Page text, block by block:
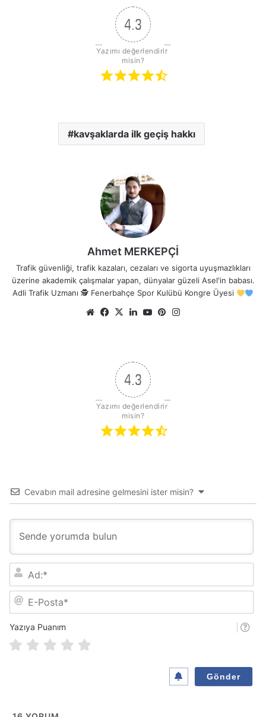
4.3
Yazımı değerlendirir
misin?
kavşaklarda ilk geçiş hakkı
Ahmet MERKEPÇİ
Trafik güvenliği, trafik kazaları, cezaları ve sigorta uyuşmazlıkları
üzerine akademik çalışmalar yapan, dünyalar güzeli Asel'in babası.
Adli Trafik Uzmanı 🕵Fenerbahçe Spor Kulübü Kongre Üyesi
Web Facebook
X LinkedIn
YouTubePinterest
4.3
Yazımı değerlendirir
misin?
Cevabın mail adresine gelmesini ister misin?
:
P
Yazıya Puanım